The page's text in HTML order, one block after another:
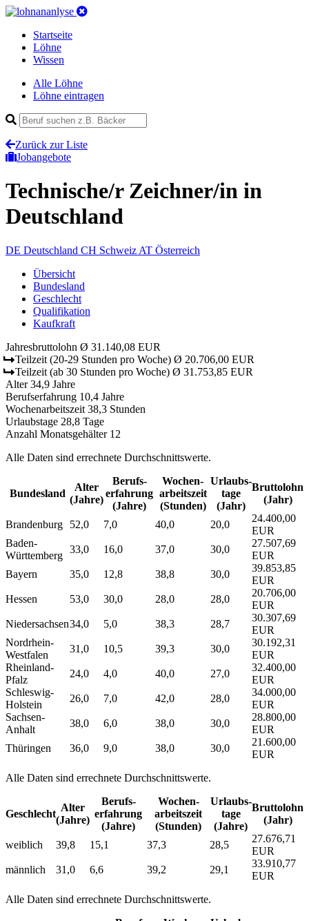
Startseite
Löhne
Wissen
Alle Löhne
Löhne eintragen
Zurück zur Liste
Jobangebote
Technische/r Zeichner/in in
Deutschland
DE Deutschland CH Schweiz AT Österreich
Übersicht
Bundesland
Geschlecht
Qualifikation
Kaufkraft
Jahresbruttolohn Ø 31.140,08 EUR
Teilzeit (20-29 Stunden pro Woche) Ø 20.706,00 EUR
Teilzeit (ab 30 Stunden pro Woche) Ø 31.753,85 EUR
Alter 34,9 Jahre
Berufserfahrung 10,4 Jahre
Wochenarbeitszeit 38,3 Stunden
Urlaubstage 28,8 Tage
Anzahl Monatsgehälter 12
Alle Daten sind errechnete Durchschnittswerte.
Bundesland
Alter
(Jahre)
Berufs­
erfahrung
(Jahre)
Wochen­
arbeitszeit
(Stunden)
Urlaubs­
tage
(Jahr)
Bruttolohn
(Jahr)
Brandenburg 52,0 7,0 40,0 20,0
24.400,00
EUR
Baden-
Württemberg
33,0 16,0 37,0 30,0
27.507,69
EUR
Bayern
35,0 12,8 38,8 30,0
39.853,85
EUR
Hessen
53,0 30,0 28,0 28,0
20.706,00
EUR
Niedersachsen34,0 5,0 38,3 28,7
30.307,69
EUR
Nordrhein-
Westfalen
31,0 10,5 39,3 30,0
30.192,31
EUR
Rheinland-
Pfalz
24,0 4,0 40,0 27,0
32.400,00
EUR
Schleswig-
Holstein
26,0 7,0 42,0 28,0
34.000,00
EUR
Sachsen-
Anhalt
38,0 6,0 38,0 30,0
28.800,00
EUR
Thüringen
36,0 9,0 38,0 30,0
21.600,00
EUR
Alle Daten sind errechnete Durchschnittswerte.
Geschlecht
Alter
(Jahre)
Berufs­
erfahrung
(Jahre)
Wochen­
arbeitszeit
(Stunden)
Urlaubs­
tage
(Jahre)
Bruttolohn
(Jahr)
weiblich 39,8 15,1 37,3 28,5
27.676,71
EUR
männlich
31,0 6,6 39,2 29,1
33.910,77
EUR
Alle Daten sind errechnete Durchschnittswerte.